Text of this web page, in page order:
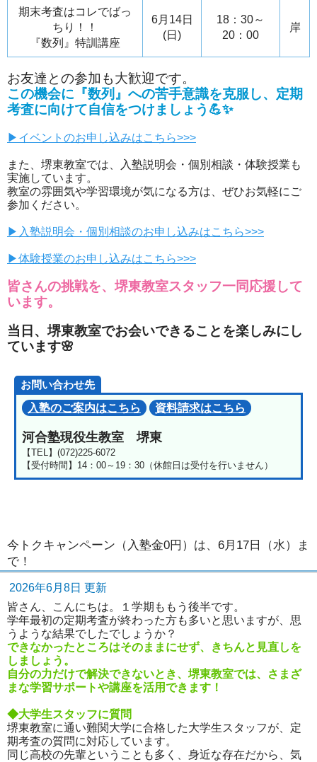
期末考査はコレでばっ
ちり！！
『数列』特訓講座
6月14日
(日)
18：30～
20：00
岸
お友達との参加も大歓迎です。
この機会に『数列』への苦手意識を克服し、定期
考査に向けて自信をつけましょう💪✨
▶イベントのお申し込みはこちら>>>
また、堺東教室では、入塾説明会・個別相談・体験授業も
実施しています。
教室の雰囲気や学習環境が気になる方は、ぜひお気軽にご
参加ください。
▶入塾説明会・個別相談のお申し込みはこちら>>>
▶体験授業のお申し込みはこちら>>>
皆さんの挑戦を、堺東教室スタッフ一同応援して
います。
当日、堺東教室でお会いできることを楽しみにし
ています🌸
お問い合わせ先
入塾のご案内はこちら
資料請求はこちら
河合塾現役生教室 堺東
【TEL】(072)225-6072
【受付時間】14：00～19：30（休館日は受付を行いません）
今トクキャンペーン（入塾金0円）は、6月17日（水）ま
で！
2026年6月8日 更新
皆さん、こんにちは。１学期ももう後半です。
学年最初の定期考査が終わった方も多いと思いますが、思
うような結果でしたでしょうか？
できなかったところはそのままにせず、きちんと見直しを
しましょう。
自分の力だけで解決できないとき、堺東教室では、さまざ
まな学習サポートや講座を活用できます！
◆大学生スタッフに質問
堺東教室に通い難関大学に合格した大学生スタッフが、定
期考査の質問に対応しています。
同じ高校の先輩ということも多く、身近な存在だから、気